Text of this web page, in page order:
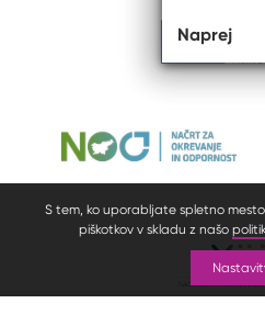
S tem, ko uporabljate spletno
piškotkov v skladu z našo
Naprej